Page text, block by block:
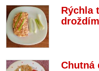
Rýchla
droždím
Chutná